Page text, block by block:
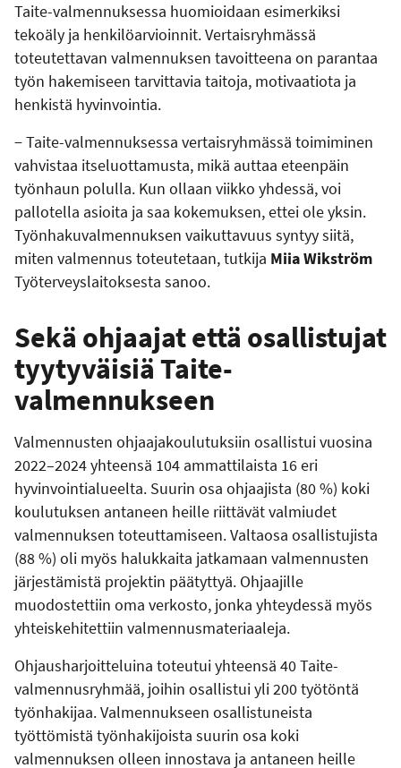
Taite-valmennuksessa huomioidaan esimerkiksi
tekoäly ja henkilöarvioinnit. Vertaisryhmässä
toteutettavan valmennuksen tavoitteena on parantaa
työn hakemiseen tarvittavia taitoja, motivaatiota ja
henkistä hyvinvointia.
− Taite-valmennuksessa vertaisryhmässä toimiminen
vahvistaa itseluottamusta, mikä auttaa eteenpäin
työnhaun polulla. Kun ollaan viikko yhdessä, voi
pallotella asioita ja saa kokemuksen, ettei ole yksin.
Työnhakuvalmennuksen vaikuttavuus syntyy siitä,
miten valmennus toteutetaan, tutkija Miia Wikström
Työterveyslaitoksesta sanoo.
Sekä ohjaajat että osallistujat
tyytyväisiä Taite-
valmennukseen
Valmennusten ohjaajakoulutuksiin osallistui vuosina
2022–2024 yhteensä 104 ammattilaista 16 eri
hyvinvointialueelta. Suurin osa ohjaajista (80 %) koki
koulutuksen antaneen heille riittävät valmiudet
valmennuksen toteuttamiseen. Valtaosa osallistujista
(88 %) oli myös halukkaita jatkamaan valmennusten
järjestämistä projektin päätyttyä. Ohjaajille
muodostettiin oma verkosto, jonka yhteydessä myös
yhteiskehitettiin valmennusmateriaaleja.
Ohjausharjoitteluina toteutui yhteensä 40 Taite-
valmennusryhmää, joihin osallistui yli 200 työtöntä
työnhakijaa. Valmennukseen osallistuneista
työttömistä työnhakijoista suurin osa koki
valmennuksen olleen innostava ja antaneen heille